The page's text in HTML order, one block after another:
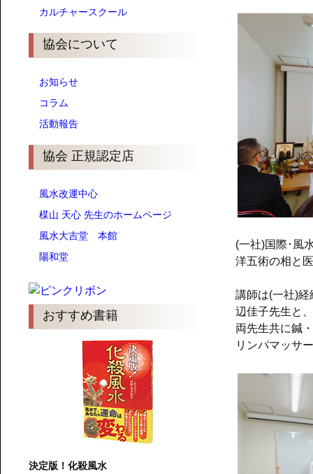
カルチャースクール
協会について
お知らせ
コラム
活動報告
協会 正規認定店
風水改運中心
楳山 天心 先生のホームページ
風水大吉堂 本館
陽和堂
おすすめ書籍
決定版！化殺風水
(一社)国際･風
洋五術の相と
講師は(一社)
辺佳子先生と
両先生共に鍼
リンパマッサ